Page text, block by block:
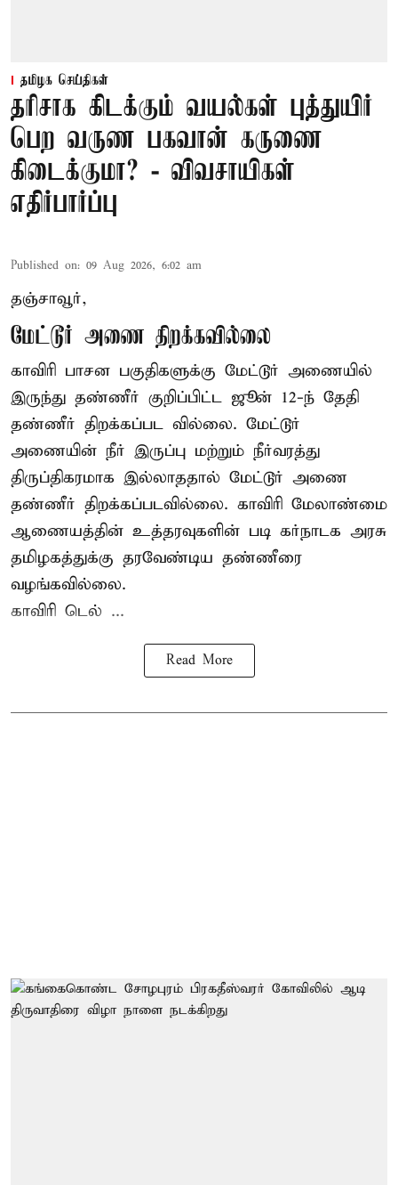
தமிழக செய்திகள்
தரிசாக கிடக்கும் வயல்கள் புத்துயிர்
பெற வருண பகவான் கருணை
கிடைக்குமா? - விவசாயிகள்
எதிர்பார்ப்பு
Published on: 09 Aug 2026, 6:02 am
தஞ்சாவூர்,
மேட்டூர் அணை திறக்கவில்லை
காவிரி பாசன பகுதிகளுக்கு மேட்டூர் அணையில்
இருந்து தண்ணீர் குறிப்பிட்ட ஜூன் 12-ந் தேதி
தண்ணீர் திறக்கப்பட வில்லை. மேட்டூர்
அணையின் நீர் இருப்பு மற்றும் நீர்வரத்து
திருப்திகரமாக இல்லாததால் மேட்டூர் அணை
தண்ணீர் திறக்கப்படவில்லை. காவிரி மேலாண்மை
ஆணையத்தின் உத்தரவுகளின் படி கர்நாடக அரசு
தமிழகத்துக்கு தரவேண்டிய தண்ணீரை
வழங்கவில்லை.
காவிரி டெல் ...
Read More